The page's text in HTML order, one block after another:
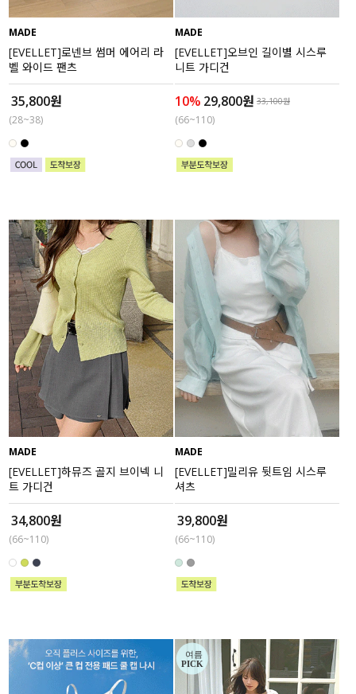
MADE
[EVELLET]로넨브 썸머 에어리 라
벨 와이드 팬츠
35,800원
(28~38)
MADE
[EVELLET]오브인 길이별 시스루
니트 가디건
10% 29,800원 33,100원
(66~110)
MADE
[EVELLET]하뮤즈 골지 브이넥 니
트 가디건
34,800원
(66~110)
MADE
[EVELLET]밀리유 뒷트임 시스루
셔츠
39,800원
(66~110)